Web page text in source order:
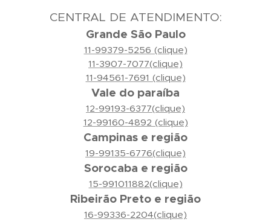
CENTRAL DE ATENDIMENTO:
Grande São Paulo
11-99379-5256 (clique)
11-3907-7077(clique)
11-94561-7691 (clique)
Vale do paraíba
12-99193-6377(clique)
12-99160-4892 (clique)
Campinas e região
19-99135-6776(clique)
Sorocaba e região
15-991011882(clique)
Ribeirão Preto e região
16-99336-2204(clique)